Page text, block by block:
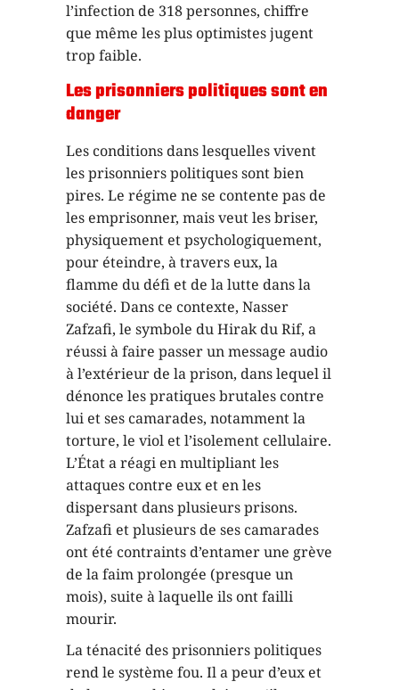
l’infection de 318 personnes, chiffre
que même les plus optimistes jugent
trop faible.
Les prisonniers politiques sont en
danger
Les conditions dans lesquelles vivent
les prisonniers politiques sont bien
pires. Le régime ne se contente pas de
les emprisonner, mais veut les briser,
physiquement et psychologiquement,
pour éteindre, à travers eux, la
flamme du défi et de la lutte dans la
société. Dans ce contexte, Nasser
Zafzafi, le symbole du Hirak du Rif, a
réussi à faire passer un message audio
à l’extérieur de la prison, dans lequel il
dénonce les pratiques brutales contre
lui et ses camarades, notamment la
torture, le viol et l’isolement cellulaire.
L’État a réagi en multipliant les
attaques contre eux et en les
dispersant dans plusieurs prisons.
Zafzafi et plusieurs de ses camarades
ont été contraints d’entamer une grève
de la faim prolongée (presque un
mois), suite à laquelle ils ont failli
mourir.
La ténacité des prisonniers politiques
rend le système fou. Il a peur d’eux et